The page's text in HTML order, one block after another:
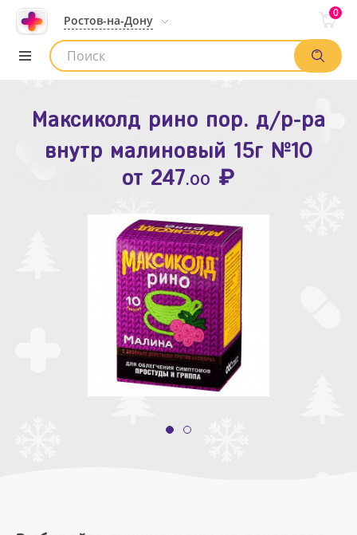
Ростов-на-Дону
0
Список аптек
Максиколд рино пор. д/р-ра
внутр малиновый 15г №10
от 247.00 ₽
Зодак таб. п.п.о. 10мг №10
от109.80 ₽